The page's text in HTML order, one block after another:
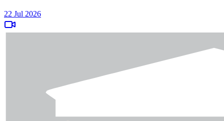
22 Jul 2026